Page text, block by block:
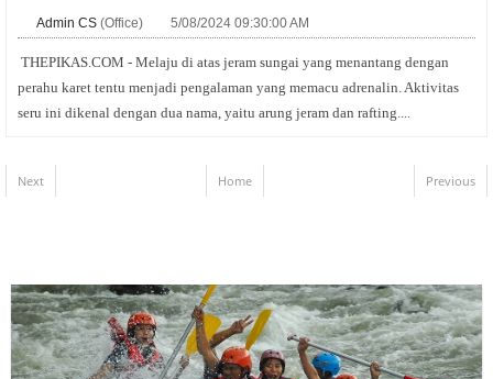
Admin CS (Office) 5/08/2024 09:30:00 AM
THEPIKAS.COM - Melaju di atas jeram sungai yang menantang dengan
perahu karet tentu menjadi pengalaman yang memacu adrenalin. Aktivitas
seru ini dikenal dengan dua nama, yaitu arung jeram dan rafting....
Next Previous
Home